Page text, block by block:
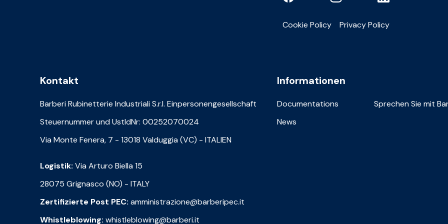
Cookie Policy Privacy Policy
Kontakt
Barberi Rubinetterie Industriali S.r.l. Einpersonengesellschaft
Steuernummer und UstIdNr: 00252070024
Via Monte Fenera, 7 - 13018 Valduggia (VC) - ITALIEN
Logistik: Via Arturo Biella 15
28075 Grignasco (NO) - ITALY
Zertifizierte Post PEC: amministrazione@barberipec.it
Whistleblowing: whistleblowing@barberi.it
Informationen
Documentations
Sprechen Sie mit
News